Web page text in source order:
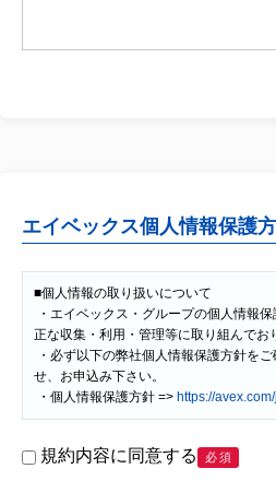
エイベックス個人情報保護
■個人情報の取り扱いについて
正な収集・利用・管理等に取り組んでお
せ、お申込み下さい。
・個人情報保護方針 => https://
規約内容に同意する 必須